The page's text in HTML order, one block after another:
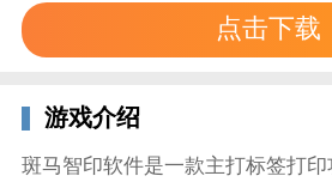
点击下载
游戏介绍
斑马智印软件是一款主打标签打